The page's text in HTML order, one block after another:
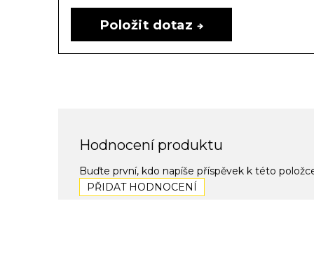
Položit dotaz
Hodnocení produktu
Buďte první, kdo napíše příspěvek k této
PŘIDAT HODNOCENÍ